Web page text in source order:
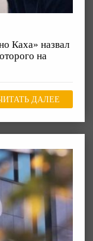
Каха» назвал
на
ДАЛЕЕ